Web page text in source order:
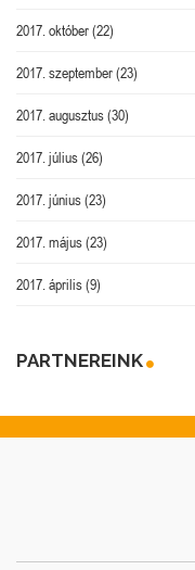
2017. október(22)
2017. szeptember(23)
2017. augusztus(30)
2017. július(26)
2017. június(23)
2017. május(23)
2017. április(9)
PARTNEREINK